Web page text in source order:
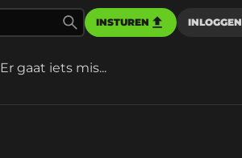
INSTUREN INLOGGEN
Er gaat iets mis...